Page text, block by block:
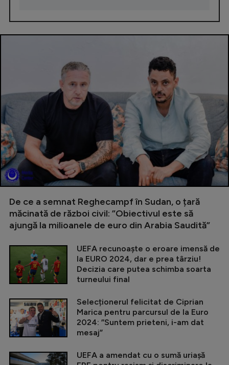
De ce a semnat Reghecampf în Sudan, o țară
măcinată de război civil: ”Obiectivul este să
ajungă la milioanele de euro din Arabia Saudită”
UEFA recunoaște o eroare imensă de
la EURO 2024, dar e prea târziu!
Decizia care putea schimba soarta
turneului final
Selecționerul felicitat de Ciprian
Marica pentru parcursul de la Euro
2024: ”Suntem prieteni, i-am dat
mesaj”
UEFA a amendat cu o sumă uriașă